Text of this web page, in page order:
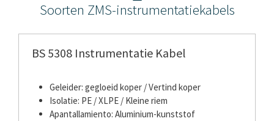
Soorten ZMS-instrumentatiekabels
BS 5308 Instrumentatie Kabel
Geleider: gegloeid koper / Vertind koper
Isolatie: PE / XLPE / Kleine riem
Apantallamiento: Aluminium-kunststof